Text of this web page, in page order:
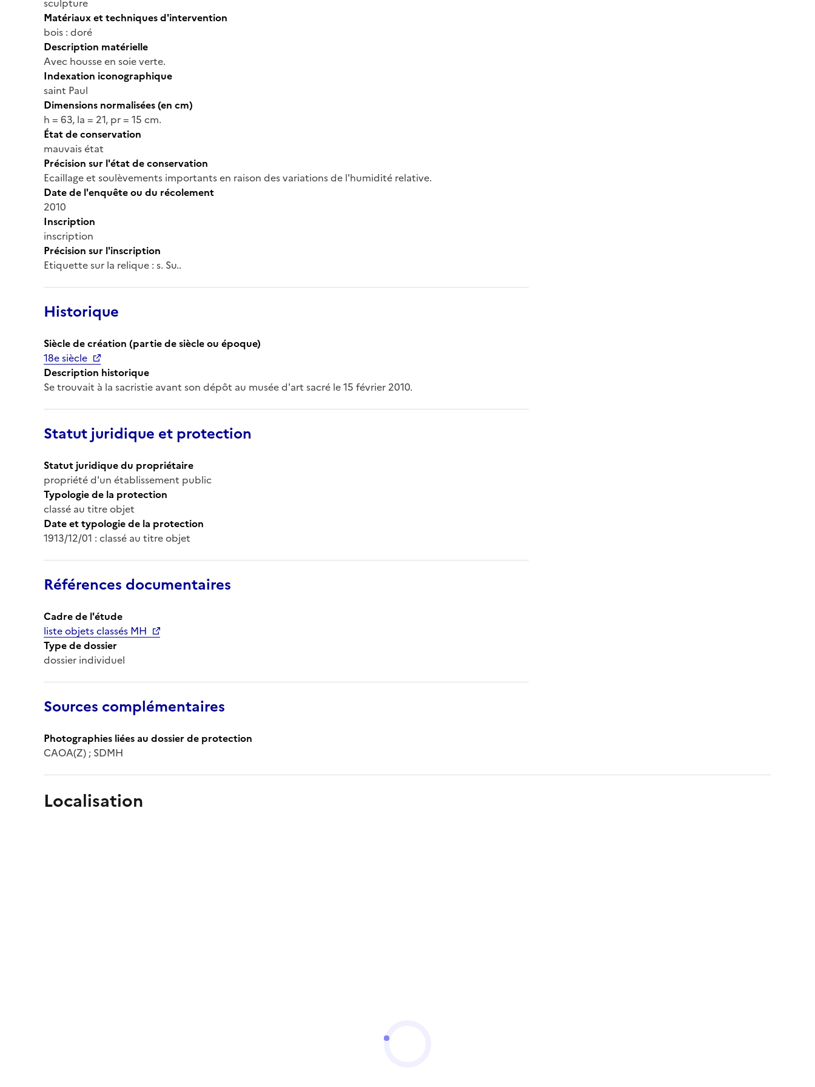
Matériaux et techniques d'intervention
bois : doré
Description matérielle
Avec housse en soie verte.
Indexation iconographique
saint Paul
Dimensions normalisées (en cm)
h = 63, la = 21, pr = 15 cm.
État de conservation
mauvais état
Précision sur l'état de conservation
Ecaillage et soulèvements importants en raison des variations de l'humidité relative.
Date de l'enquête ou du récolement
2010
Inscription
inscription
Précision sur l'inscription
Etiquette sur la relique : s. Su..
Historique
Siècle de création (partie de siècle ou époque)
18e siècle
Description historique
Se trouvait à la sacristie avant son dépôt au musée d'art sacré le 15 février 2010.
Statut juridique et protection
Statut juridique du propriétaire
propriété d'un établissement public
Typologie de la protection
classé au titre objet
Date et typologie de la protection
1913/12/01 : classé au titre objet
Références documentaires
Cadre de l'étude
liste objets classés MH
Type de dossier
dossier individuel
Sources complémentaires
Photographies liées au dossier de protection
CAOA(Z) ; SDMH
Localisation